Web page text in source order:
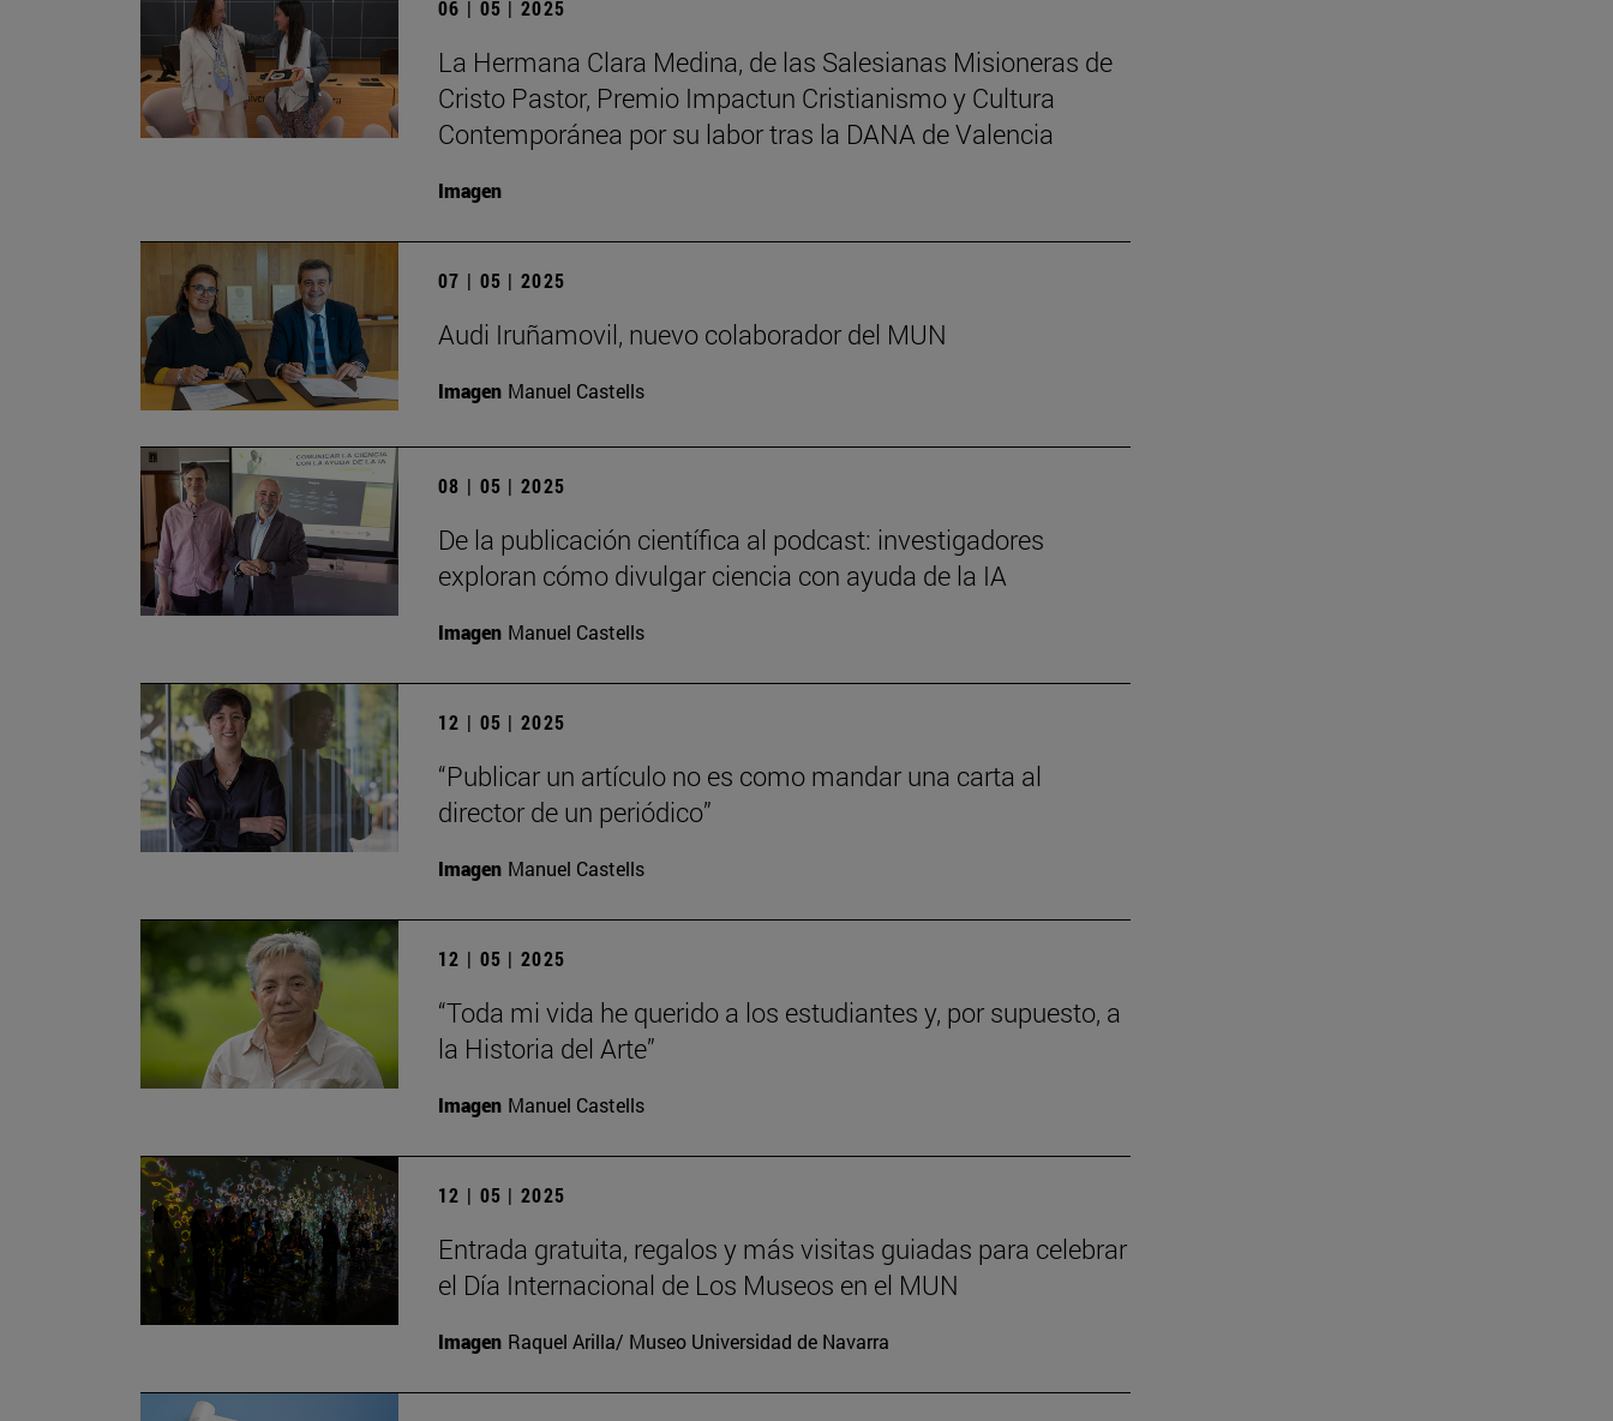
06 | 05 | 2025
La Hermana Clara Medina, de las Salesianas Misioneras de
Cristo Pastor, Premio Impactun Cristianismo y Cultura
Contemporánea por su labor tras la DANA de Valencia
Imagen
07 | 05 | 2025
Audi Iruñamovil, nuevo colaborador del MUN
Imagen Manuel Castells
08 | 05 | 2025
De la publicación científica al podcast: investigadores
exploran cómo divulgar ciencia con ayuda de la IA
Imagen Manuel Castells
12 | 05 | 2025
“Publicar un artículo no es como mandar una carta al
director de un periódico”
Imagen Manuel Castells
12 | 05 | 2025
“Toda mi vida he querido a los estudiantes y, por supuesto, a
la Historia del Arte”
Imagen Manuel Castells
12 | 05 | 2025
Entrada gratuita, regalos y más visitas guiadas para celebrar
el Día Internacional de Los Museos en el MUN
Imagen Raquel Arilla/ Museo Universidad de Navarra